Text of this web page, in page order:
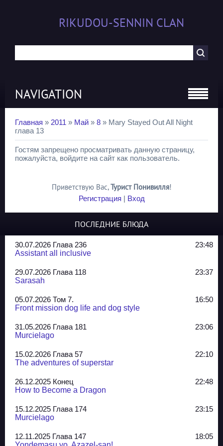
RIKUDOU-SENNIN CLAN
NAVIGATION
Главная » 2011 » Май » 8 » Mary Stayed Out All Night
глава 13
Гостям запрещено просматривать данную страницу,
пожалуйста, войдите на сайт как пользователь.
Приветствую Вас,Турист Понивилля!
Регистрация | Вход
ПОСЛЕДНИЕ БЛЮДА
30.07.2026 Глава 236
23:48
Assistant all inclusive
29.07.2026 Глава 118
23:37
Sarasah
05.07.2026 Том 7.
16:50
Front mission dog life and dog style
31.05.2026 Глава 181
23:06
Murcielago
15.02.2026 Глава 57
22:10
The adventures of superstar
26.12.2025 Конец
22:48
How to Become a Dragon
15.12.2025 Глава 174
23:15
Murcielago
12.11.2025 Глава 147
18:05